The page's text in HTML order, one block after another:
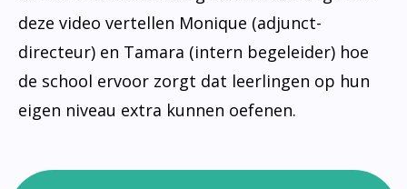
deze video vertellen Monique (adjunct-
directeur) en Tamara (intern begeleider) hoe
de school ervoor zorgt dat leerlingen op hun
eigen niveau extra kunnen oefenen.